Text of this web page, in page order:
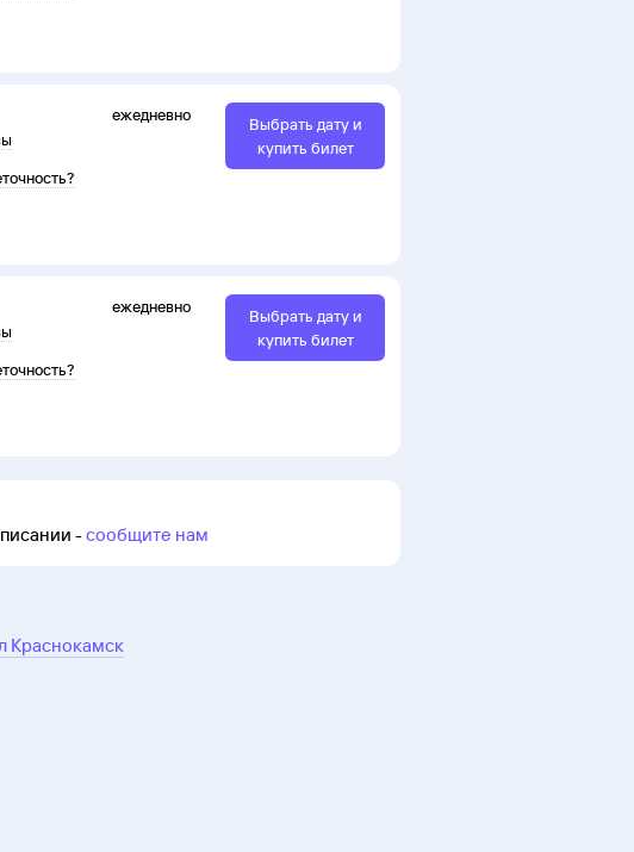
ежедневно
Выбрать дату и
купить билет
ежедневно
Выбрать дату и
купить билет
-сообщите нам
Краснокамск